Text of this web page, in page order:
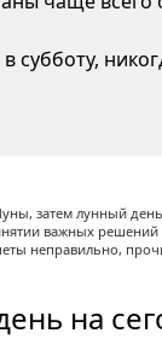
затем лунный
важных решений
неправильно,
на